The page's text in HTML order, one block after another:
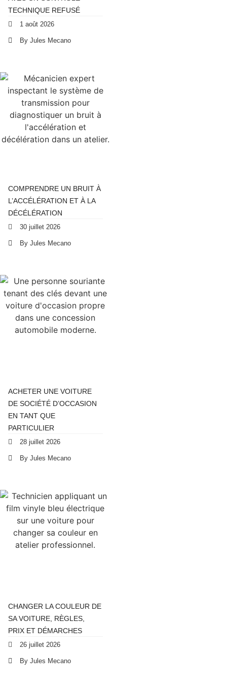
TECHNIQUE REFUSÉ
1 août 2026
By Jules Mecano
COMPRENDRE UN BRUIT À
L’ACCÉLÉRATION ET À LA
DÉCÉLÉRATION
30 juillet 2026
By Jules Mecano
ACHETER UNE VOITURE
DE SOCIÉTÉ D’OCCASION
EN TANT QUE
PARTICULIER
28 juillet 2026
By Jules Mecano
CHANGER LA COULEUR DE
SA VOITURE, RÈGLES,
PRIX ET DÉMARCHES
26 juillet 2026
By Jules Mecano